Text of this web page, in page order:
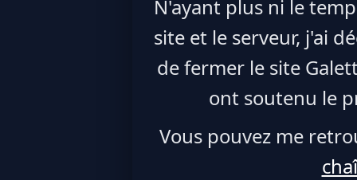
N'ayant plus ni le
site et le serveur, j'ai
de fermer le site
ont soutenu le
Vous pouvez me